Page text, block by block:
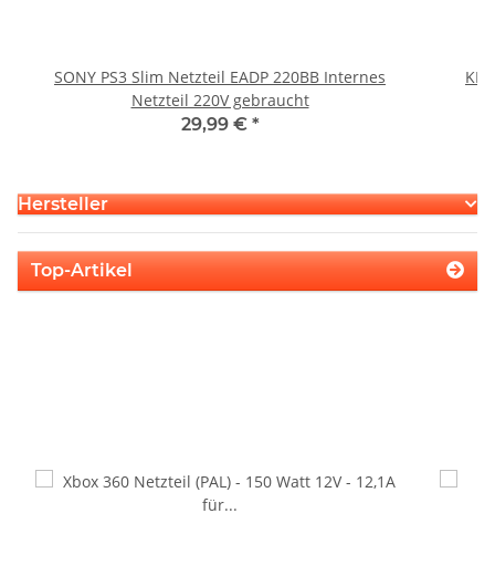
SONY PS3 Slim Netzteil EADP 220BB Internes
Netzteil 220V gebraucht
29,99 € *
Hersteller
Top-Artikel